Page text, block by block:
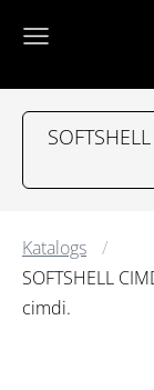
Katalogs
SOFTSHELL
cimdi.